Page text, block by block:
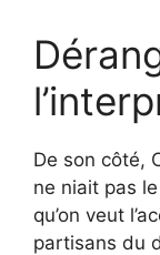
De son côté,
ne niait pas
qu’on veut
partisans du